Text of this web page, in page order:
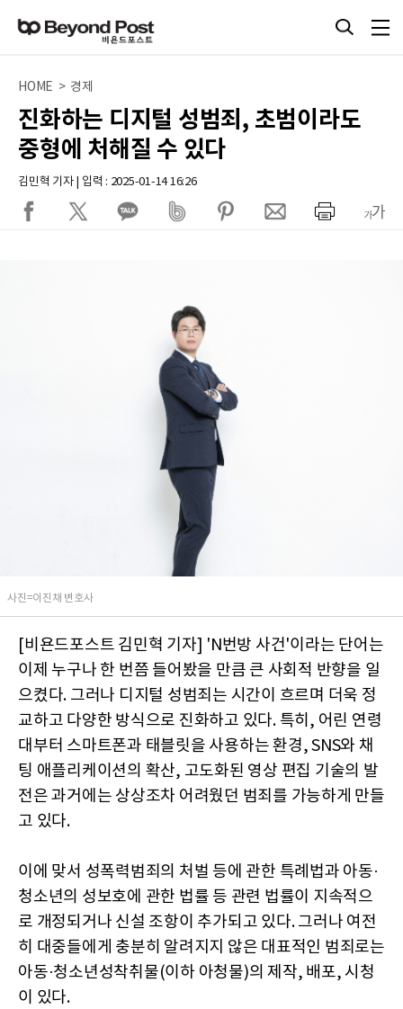
HOME > 경제
진화하는 디지털 성범죄, 초범이라도
중형에 처해질 수 있다
김민혁 기자 | 입력 : 2025-01-14 16:26
사진=이진채 변호사
[비욘드포스트 김민혁 기자] 'N번방 사건'이라는 단어는
이제 누구나 한 번쯤 들어봤을 만큼 큰 사회적 반향을 일
으켰다. 그러나 디지털 성범죄는 시간이 흐르며 더욱 정
교하고 다양한 방식으로 진화하고 있다. 특히, 어린 연령
대부터 스마트폰과 태블릿을 사용하는 환경, SNS와 채
팅 애플리케이션의 확산, 고도화된 영상 편집 기술의 발
전은 과거에는 상상조차 어려웠던 범죄를 가능하게 만들
고 있다.
이에 맞서 성폭력범죄의 처벌 등에 관한 특례법과 아동·
청소년의 성보호에 관한 법률 등 관련 법률이 지속적으
로 개정되거나 신설 조항이 추가되고 있다. 그러나 여전
히 대중들에게 충분히 알려지지 않은 대표적인 범죄로는
아동·청소년성착취물(이하 아청물)의 제작, 배포, 시청
이 있다.